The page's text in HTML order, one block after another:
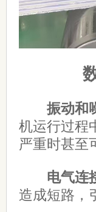
振动和
机运行过程
严重时甚至
电气连
造成短路，